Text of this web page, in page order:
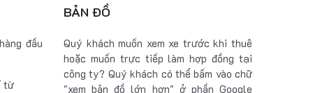
đầu
từ
BẢN ĐỒ
Quý khách muốn xem xe trước khi thuê
hoặc muốn trực tiếp làm hợp đồng tại
công ty? Quý khách có thể bấm vào chữ
"xem bản đồ lớn hơn" ở phần Google